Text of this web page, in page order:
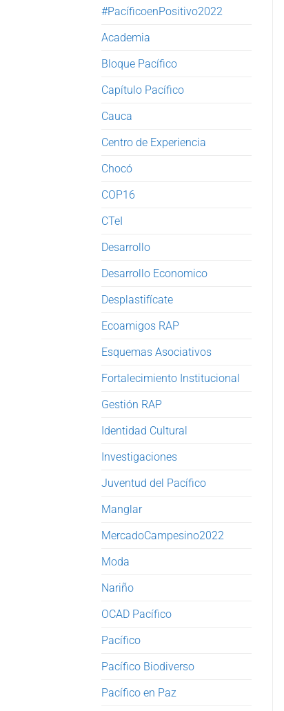
#PacíficoenPositivo2022
Academia
Bloque Pacífico
Capítulo Pacífico
Cauca
Centro de Experiencia
Chocó
COP16
CTeI
Desarrollo
Desarrollo Economico
Desplastifícate
Ecoamigos RAP
Esquemas Asociativos
Fortalecimiento Institucional
Gestión RAP
Identidad Cultural
Investigaciones
Juventud del Pacífico
Manglar
MercadoCampesino2022
Moda
Nariño
OCAD Pacífico
Pacífico
Pacífico Biodiverso
Pacífico en Paz